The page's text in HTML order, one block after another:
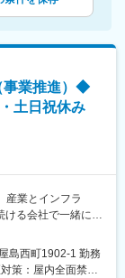
事業推進）◆
土日祝休み
産業とインフラ
ける会社で一緒に働
島西町1902-1 勤務
策：屋内全面禁煙